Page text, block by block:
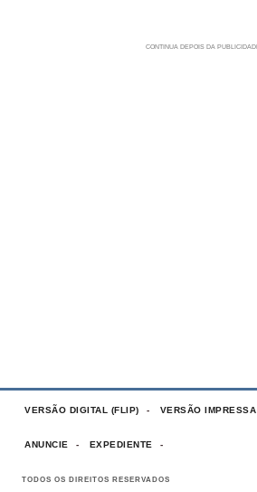
VERSÃO DIGITAL (FLIP) VERSÃO IMPRESSA
ANUNCIE EXPEDIENTE
TODOS OS DIREITOS RESERVADOS